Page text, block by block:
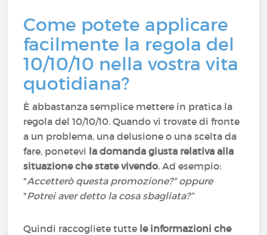
Come potete applicare
facilmente la regola del
10/10/10 nella vostra vita
quotidiana?
È abbastanza semplice mettere in pratica la
regola del 10/10/10. Quando vi trovate di fronte
a un problema, una delusione o una scelta da
fare, ponetevi la domanda giusta relativa alla
situazione che state vivendo. Ad esempio:
"Accetterò questa promozione?" oppure
"Potrei aver detto la cosa sbagliata?”
Quindi raccogliete tutte le informazioni che